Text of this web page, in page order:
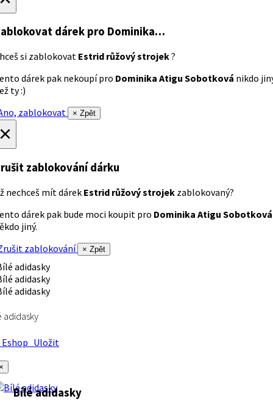
dárek pro Dominika…
si zablokovat Estrid růžový strojek?
dárek pak nekoupí pro Dominika Atigu Sobotková nikdo
ty :)
zablokovat
× Zpět
zablokování dárku
nechceš mít dárek Estrid růžový strojek zablokovaný?
dárek pak bude moci koupit pro Dominika Atigu Sobotková
jiný.
zablokování
× Zpět
adidasky
Uložit
Bílé adidasky